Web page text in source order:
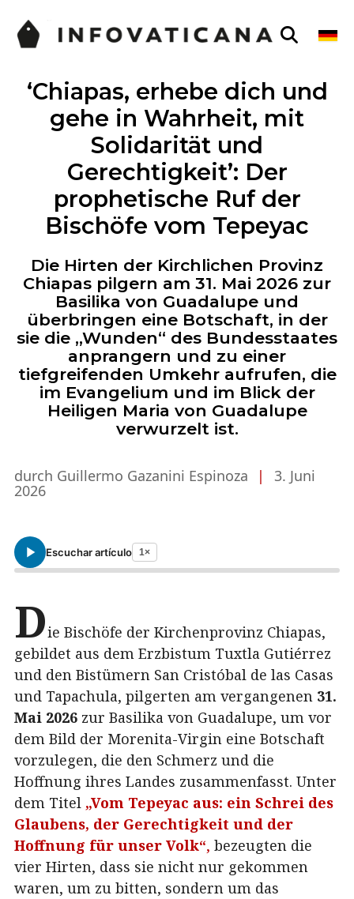
‘Chiapas, erhebe dich und
gehe in Wahrheit, mit
Solidarität und
Gerechtigkeit’: Der
prophetische Ruf der
Bischöfe vom Tepeyac
Die Hirten der Kirchlichen Provinz
Chiapas pilgern am 31. Mai 2026 zur
Basilika von Guadalupe und
überbringen eine Botschaft, in der
sie die „Wunden“ des Bundesstaates
anprangern und zu einer
tiefgreifenden Umkehr aufrufen, die
im Evangelium und im Blick der
Heiligen Maria von Guadalupe
verwurzelt ist.
durch Guillermo Gazanini Espinoza | 3. Juni
2026
Escuchar artículo 1×
Die Bischöfe der Kirchenprovinz Chiapas,
gebildet aus dem Erzbistum Tuxtla Gutiérrez
und den Bistümern San Cristóbal de las Casas
und Tapachula, pilgerten am vergangenen 31.
Mai 2026 zur Basilika von Guadalupe, um vor
dem Bild der Morenita-Virgin eine Botschaft
vorzulegen, die den Schmerz und die
Hoffnung ihres Landes zusammenfasst. Unter
dem Titel „Vom Tepeyac aus: ein Schrei des
Glaubens, der Gerechtigkeit und der
Hoffnung für unser Volk“, bezeugten die
vier Hirten, dass sie nicht nur gekommen
waren, um zu bitten, sondern um das